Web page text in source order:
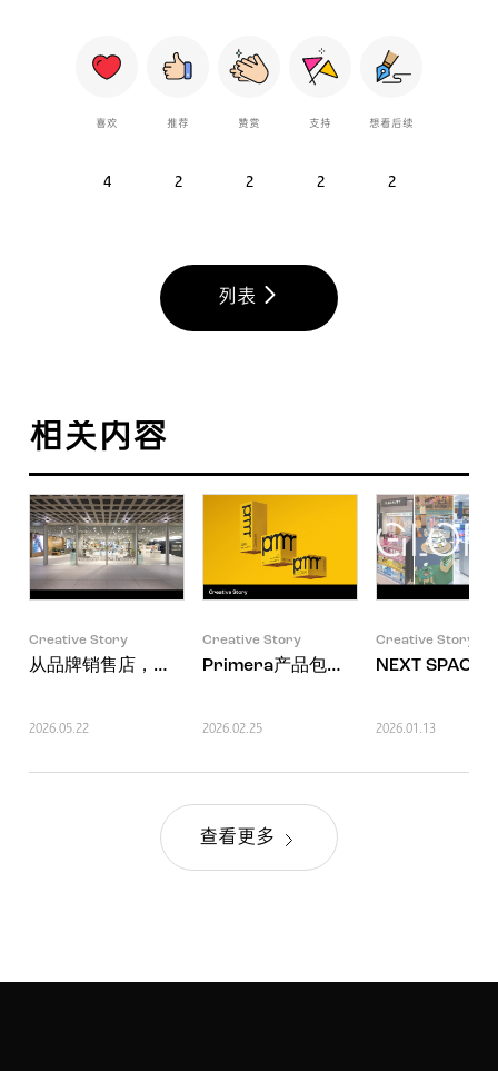
喜欢
4
推荐
2
赞赏
2
支持
2
想看后续
2
列表
相关内容
Creative Story
从品牌销售店，到新美丽体验中心
2026.05.22
Creative Story
Primera产品包装设计更新项目
2026.02.25
Creative Story
NEXT SPACE:
2026.01.13
查看更多